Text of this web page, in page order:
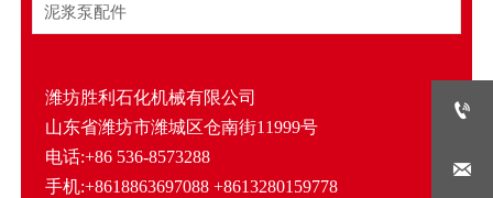
泥浆泵配件
潍坊胜利石化机械有限公司
山东省潍坊市潍城区仓南街11999号
电话:+86 536-8573288
手机:+8618863697088 +8613280159778

